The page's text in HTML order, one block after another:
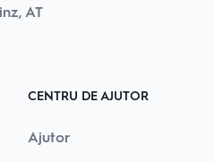
AT
CENTRU DE AJUTOR
Ajutor